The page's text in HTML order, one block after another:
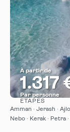
À partir de
1.317
Par personne
ÉTAPES
Amman · Jerash ·
Nebo · Kerak · Petra